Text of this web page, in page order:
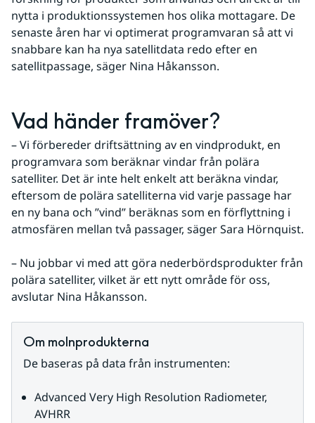
nytta i produktionssystemen hos olika mottagare. De
senaste åren har vi optimerat programvaran så att vi
snabbare kan ha nya satellitdata redo efter en
satellitpassage, säger Nina Håkansson.
Vad händer framöver?
– Vi förbereder driftsättning av en vindprodukt, en
programvara som beräknar vindar från polära
satelliter. Det är inte helt enkelt att beräkna vindar,
eftersom de polära satelliterna vid varje passage har
en ny bana och ”vind” beräknas som en förflyttning i
atmosfären mellan två passager, säger Sara Hörnquist.
– Nu jobbar vi med att göra nederbördsprodukter från
polära satelliter, vilket är ett nytt område för oss,
avslutar Nina Håkansson.
Om molnprodukterna
De baseras på data från instrumenten:
Advanced Very High Resolution Radiometer,
AVHRR